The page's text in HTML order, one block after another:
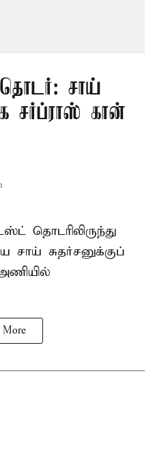
சாய்
சர்ப்ராஸ் கான்
தொடரிலிருந்து
சாய் சுதர்சனுக்குப்